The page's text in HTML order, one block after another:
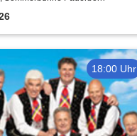
18:00 Uhr